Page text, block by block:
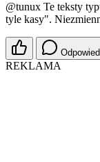
@tunux Te teksty
tyle kasy".
REKLAMA